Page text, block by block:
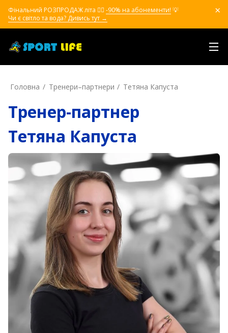
Фінальний РОЗПРОДАЖ літа ❤️‍🔥 -90% на абонементи! 💡
Чи є світло та вода? Дивись тут →
Головна Тренери–партнери Тетяна Капуста
Тренер-партнер
Тетяна Капуста